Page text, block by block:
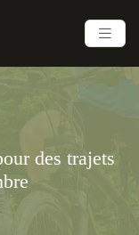
des trajets